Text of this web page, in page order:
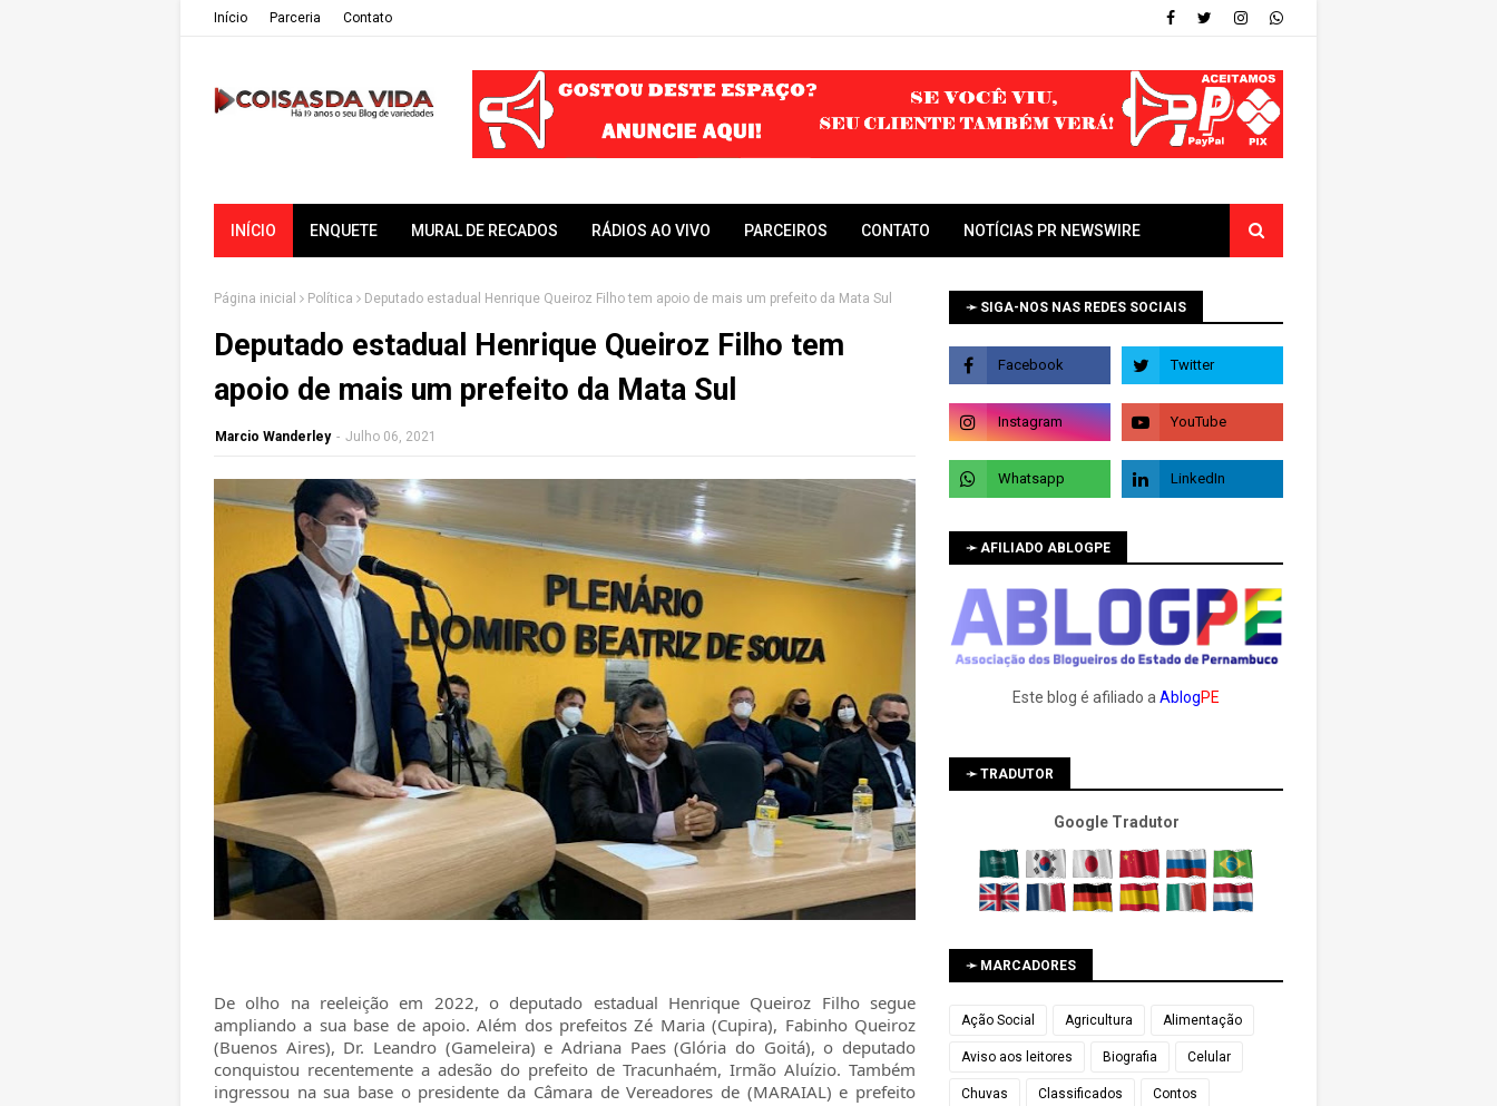
Iní­cio Parceria Contato
INÍCIO ENQUETE MURAL DE RECADOS RÁDIOS AO VIVO PARCEIROS CONTATO NOTÍCIAS PR NEWSWIRE
Página inicial Política Deputado estadual Henrique Queiroz Filho tem apoio de mais um prefeito da Mata Sul
Deputado estadual Henrique Queiroz Filho tem
apoio de mais um prefeito da Mata Sul
Marcio Wanderley - Julho 06, 2021
De olho na reeleição em 2022, o deputado estadual Henrique Queiroz Filho segue
ampliando a sua base de apoio. Além dos prefeitos Zé Maria (Cupira), Fabinho Queiroz
(Buenos Aires), Dr. Leandro (Gameleira) e Adriana Paes (Glória do Goitá), o deputado
conquistou recentemente a adesão do prefeito de Tracunhaém, Irmão Aluízio. Também
ingressou na sua base o presidente da Câmara de Vereadores de (MARAIAL) e prefeito
➛ SIGA-NOS NAS REDES SOCIAIS
➛ AFILIADO ABLOGPE
Este blog é afiliado a AblogPE
➛ TRADUTOR
Google Tradutor
➛ MARCADORES
Ação Social Agricultura Alimentação
Aviso aos leitores Biografia Celular
Chuvas Classificados Contos